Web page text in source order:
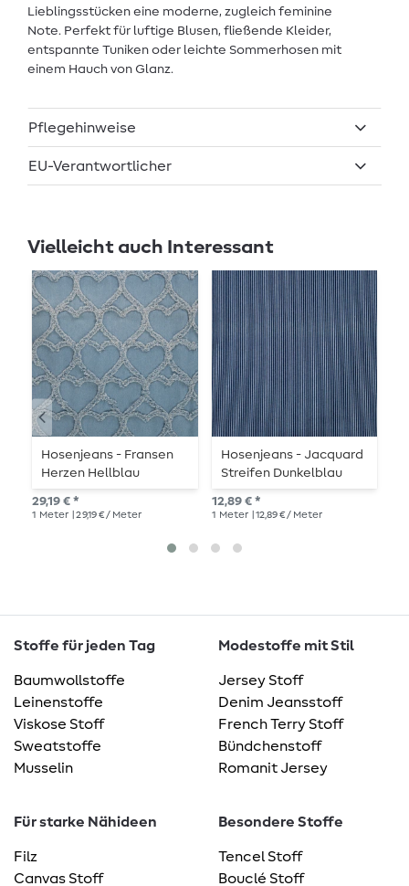
Lieblingsstücken eine moderne, zugleich feminine
Note. Perfekt für luftige Blusen, fließende Kleider,
entspannte Tuniken oder leichte Sommerhosen mit
einem Hauch von Glanz.
Pflegehinweise
EU-Verantwortlicher
Vielleicht auch Interessant
Hosenjeans - Fransen
Herzen Hellblau
29,19 € *
1 Meter | 29,19 € / Meter
Hosenjeans - Jacquard
Streifen Dunkelblau
12,89 € *
1 Meter | 12,89 € / Meter
Stoffe für jeden Tag
Baumwollstoffe
Leinenstoffe
Viskose Stoff
Sweatstoffe
Musselin
Modestoffe mit Stil
Jersey Stoff
Denim Jeansstoff
French Terry Stoff
Bündchenstoff
Romanit Jersey
Für starke Nähideen
Filz
Canvas Stoff
Besondere Stoffe
Tencel Stoff
Bouclé Stoff